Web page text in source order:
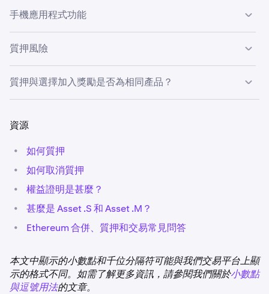
如需進一步了解，請參閱我們的
✅
-
Cosmos (ATOM)
✅
波卡 (DOT)
✅
影響你進行孖展交易的免費孖展和孖展等級。
解除質押後，設有解除綁定期的資產將停止賺取獎勵，直
質押年化報酬率採用標準會計公式計算：APY = (1 + APR /
自動賺取計劃
自動賺取計劃讓你能夠透過帳戶中所有符合條件的資產賺取
加密貨幣收益。你的資產將產生每週獎勵，且會隨時間累
積。
若要使用「自動賺取」，你只需要啟用此功能，它就會套用
何進一步的行動。
交易（包括 Kraken Pro 上的即期交易和孖展交易）或隨時
提款。請閱讀我們的
此類資產無鏈上解除綁定期。
自 Shapella 升級起，獎勵將以未質押 ETH 形式存入您的
帳戶，完全解鎖，可隨時質押、交易或提領。Kraken 將繼
續每週按浮動利率派發獎勵，利率反映鏈上實際收益扣除手
續費後的金額。獎勵會因 Ethereum 協定規則而有所不同。
請查看各地區的適用限制。
目前，質押或取消質押均不收取交易費。Kraken 將基於你
從網絡獲得的獎勵，收取目標佣金。
質押獎勵為計算基礎。如適用驗證者佣金，所示年化收益率
(APY) 為扣除該等佣金後的數值。
綁定型質押
綁定型質押佣金是以你在所有綁定型質押資產的總餘額為基
Bittenstor (TAO) 中的彈性質押餘額。你的總餘額中包含了
綁定型和 / 或已綁定的資產（主動賺取獎勵）。不包含解綁
和退出佇列的資產。
你的費用等級是在每週獎勵發放時計算。這表示如果市場條
等級 資產管理 (AUM) 利率
手機應用程式功能
你可以在
押。 Kraken 應用程式
質押風險
進行質押並非全無風險。投資者應瞭解下列風險。
法提款或交易，直到解綁期到期為止，且你亦在解綁期
可能會在解綁期到期時大幅增加或減少。
•
我們不保證你會獲得任何獎勵。區塊鏈協定和網絡行為
的變化可能會影響獎勵。未來的獎勵可能少於歷史獎
勵，甚至降至零。
•
質押服務容易受到黑客攻擊，亦可因惡意動作或技術錯
誤觸發稱為「資產罰沒」的事件，進而導致資金及後續
你保有質押的每一項合格資產的所有權，而此類資產在質押
期間仍屬你的財產。
質押與選擇加入獎勵是否為相同產品？
是不同的產品。質押透過 Tezos 等權益證明（PoS）協議，
我們的服務條款
劃：綁定型、彈性及自動賺取。
資源
• 如何質押
• 如何取消質押
• 權益證明是甚麼？
• 甚麼是 Asset .S 和 Asset .M？
• Ethereum 合併、質押和交易常見問答
本文中顯示的小數點和千位分隔符可能與我們交易平台上顯
示的格式不同。如需了解更多資訊，請參閱我們關於小數點
與逗號用法的文章。